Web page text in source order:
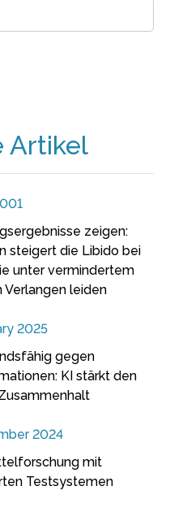
Artikel
zeigen:
steigert die Libido bei
unter vermindertem
Verlangen leiden
2025
gegen
KI stärkt den
2024
mit
Testsystemen